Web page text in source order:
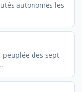
autonomes les
des sept